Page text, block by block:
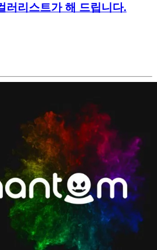
러리스트가 해 드립니다.